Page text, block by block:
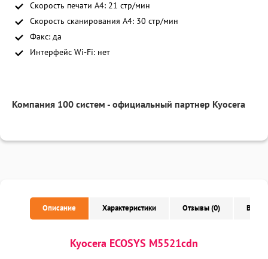
Скорость печати A4: 21 стр/мин
Скорость сканирования A4: 30 стр/мин
Факс: да
Интерфейс Wi-Fi: нет
Компания 100 систем - официальный партнер Kyocera
Описание Характеристики Отзывы (0)
Kyocera ECOSYS M5521cdn